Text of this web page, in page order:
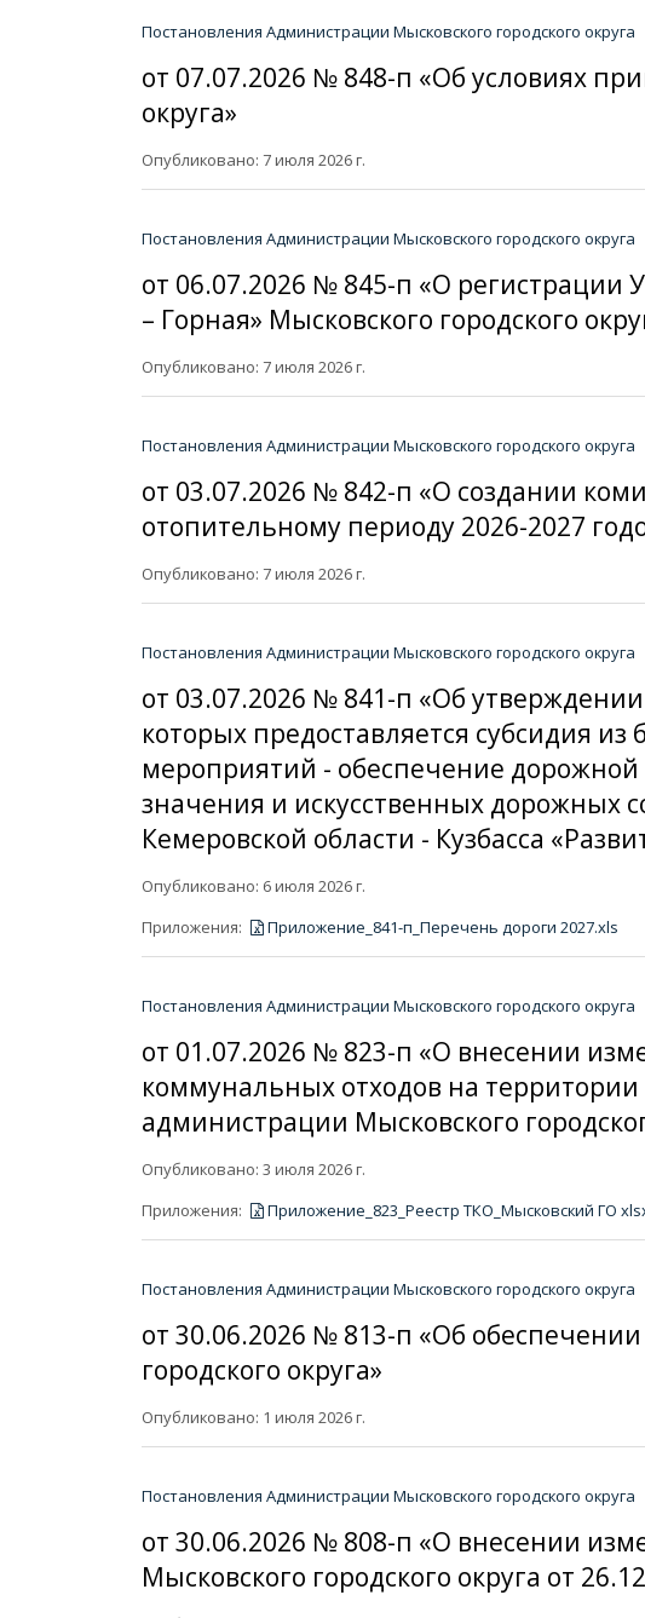
Постановления Администрации Мысковского городского округа
от 07.07.2026 № 848-п «Об условиях
округа»
Опубликовано: 7 июля 2026 г.
Постановления Администрации Мысковского городского округа
от 06.07.2026 № 845-п «О регистрации
– Горная» Мысковского городского
Опубликовано: 7 июля 2026 г.
Постановления Администрации Мысковского городского округа
от 03.07.2026 № 842-п «О создании
отопительному периоду 2026-2027
Опубликовано: 7 июля 2026 г.
Постановления Администрации Мысковского городского округа
от 03.07.2026 № 841-п «Об
которых предоставляется субсидия
мероприятий - обеспечение
значения и искусственных дорожных
Кемеровской области - Кузбасса
Опубликовано: 6 июля 2026 г.
Приложения:
Приложение_841-п_Перечень дороги 2027.xls
Постановления Администрации Мысковского городского округа
от 01.07.2026 № 823-п «О внесении
коммунальных отходов на
администрации Мысковского
Опубликовано: 3 июля 2026 г.
Приложения:
Приложение_823_Реестр ТКО_Мысковский ГО
Постановления Администрации Мысковского городского округа
от 30.06.2026 № 813-п «Об
городского округа»
Опубликовано: 1 июля 2026 г.
Постановления Администрации Мысковского городского округа
от 30.06.2026 № 808-п «О внесении
Мысковского городского округа от